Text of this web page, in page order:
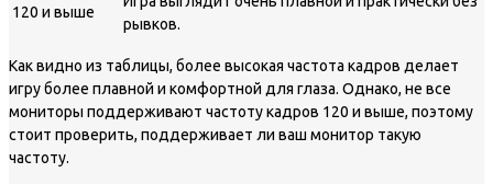
120 и выше
рывков.
Как видно из таблицы, более высокая частота кадров делает
игру более плавной и комфортной для глаза. Однако, не все
мониторы поддерживают частоту кадров 120 и выше, поэтому
стоит проверить, поддерживает ли ваш монитор такую
частоту.